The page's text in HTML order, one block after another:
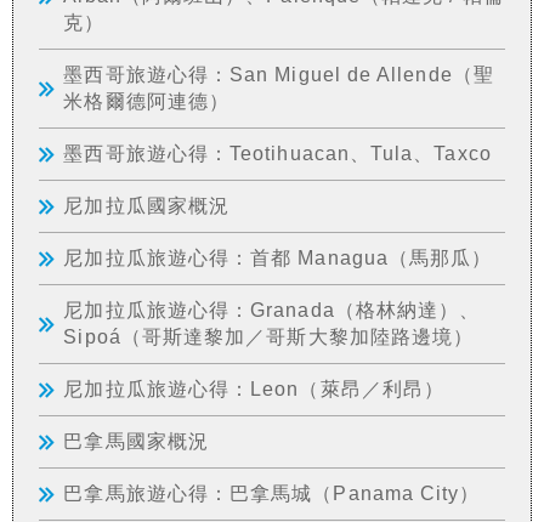
克）
墨西哥旅遊心得：San Miguel de Allende（聖
米格爾德阿連德）
墨西哥旅遊心得：Teotihuacan、Tula、Taxco
尼加拉瓜國家概況
尼加拉瓜旅遊心得：首都 Managua（馬那瓜）
尼加拉瓜旅遊心得：Granada（格林納達）、
Sipoá（哥斯達黎加／哥斯大黎加陸路邊境）
尼加拉瓜旅遊心得：Leon（萊昂／利昂）
巴拿馬國家概況
巴拿馬旅遊心得：巴拿馬城（Panama City）